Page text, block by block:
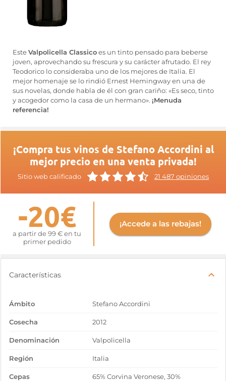
Este Valpolicella Classico es un tinto pensado para beberse
joven, aprovechando su frescura y su carácter afrutado. El rey
Teodorico lo consideraba uno de los mejores de Italia. El
mejor homenaje se lo rindió Ernest Hemingway en una de
sus novelas, donde habla de él con gran cariño: «Es seco, tinto
y acogedor como la casa de un hermano». ¡Menuda
referencia!
¡Compra tus vinos de Stefano Accordini al
mejor precio en una venta privada!
Sitio web calificado 21 487 opiniones
-20€
a partir de 99 € en tu
primer pedido
¡Accede a las rebajas!
Características
Ámbito Stefano Accordini
Cosecha 2012
Denominación Valpolicella
Región Italia
Cepas
65% Corvina Veronese, 30%